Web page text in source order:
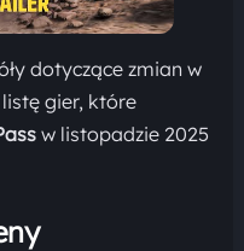
dotyczące zmian w
gier, które
w listopadzie 2025